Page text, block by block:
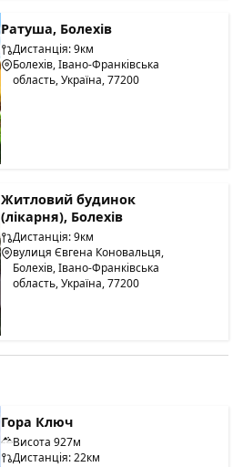
Ратуша, Болехів
Дистанція: 9км
Болехів, Івано-Франківська
область, Україна, 77200
Житловий будинок
(лікарня), Болехів
Дистанція: 9км
вулиця Євгена Коновальця,
Болехів, Івано-Франківська
область, Україна, 77200
Гора Ключ
Висота 927м
Дистанція: 22км